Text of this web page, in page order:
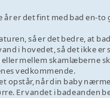
er det fint med bad en-
så er det bedre, at
i hovedet, så det ikke
mellem skamlæberne
vedkommende.
opstår, når din baby
Er vandet i badeanden